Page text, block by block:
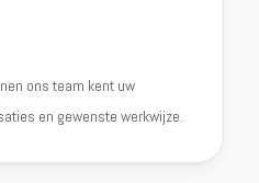
ons team kent uw
en gewenste werkwijze.